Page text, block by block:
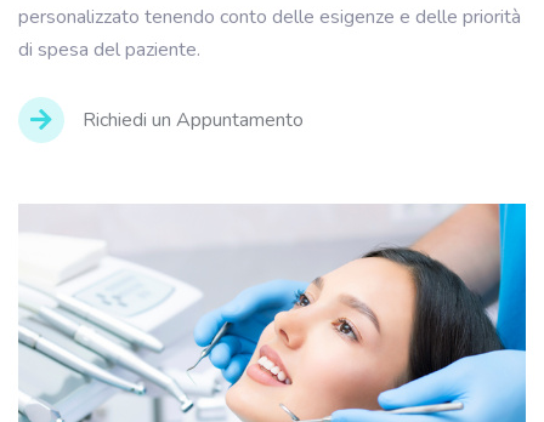
personalizzato tenendo conto delle esigenze e delle priorità
di spesa del paziente.
Richiedi un Appuntamento